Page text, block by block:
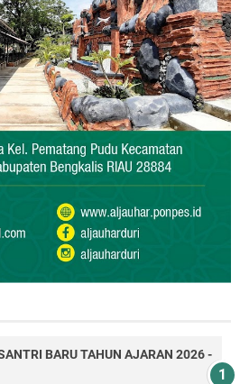
BARU TAHUN AJARAN 2026 -